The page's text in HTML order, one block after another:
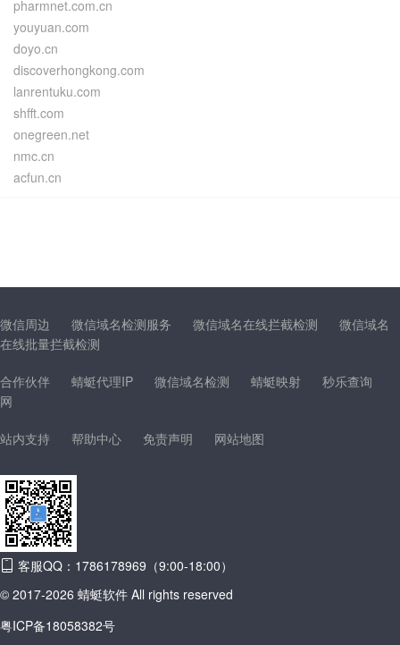
pharmnet.com.cn
youyuan.com
doyo.cn
discoverhongkong.com
lanrentuku.com
shfft.com
onegreen.net
nmc.cn
acfun.cn
微信周边 微信域名检测服务 微信域名在线拦截检测
微信域名
在线批量拦截检测
合作伙伴 蜻蜓代理IP 微信域名检测 蜻蜓映射
秒乐查询
网
站内支持 帮助中心 免责声明 网站地图
客服QQ：1786178969（9:00-18:00）
© 2017-2026 蜻蜓软件 All rights reserved
粤ICP备18058382号